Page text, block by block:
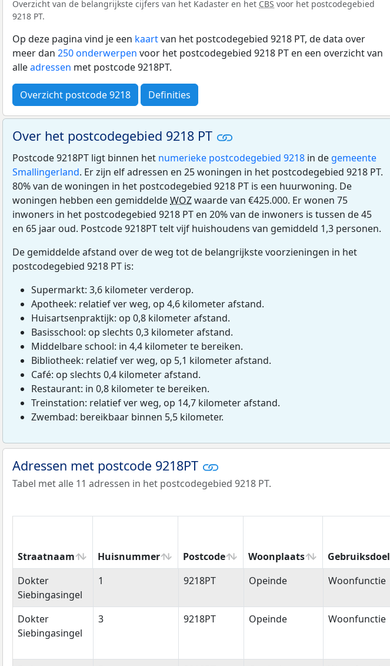
Overzicht van de belangrijkste cijfers van het Kadaster en het CBS voor het postcodegebied
9218 PT.
Op deze pagina vind je een kaartvan het postcodegebied 9218 PT, de data over
meer dan 250 onderwerpen voor het postcodegebied 9218 PT en een overzicht van
alleadressen met postcode 9218PT.
Overzicht postcode 9218 Definities
Over het postcodegebied 9218 PT
Postcode 9218PT ligt binnen het numerieke postcodegebied 9218 in de gemeente
Smallingerland. Er zijn elf adressen en 25 woningen in het postcodegebied 9218 PT.
80% van de woningen in het postcodegebied 9218 PT is een huurwoning. De
woningen hebben een gemiddeldeWOZwaarde van €425.000. Er wonen 75
inwoners in het postcodegebied 9218 PT en 20% van de inwoners is tussen de 45
en 65 jaar oud. Postcode 9218PT telt vijf huishoudens van gemiddeld 1,3 personen.
De gemiddelde afstand over de weg tot de belangrijkste voorzieningen in het
postcodegebied 9218 PT is:
Supermarkt: 3,6 kilometer verderop.
Apotheek: relatief ver weg, op 4,6 kilometer afstand.
Huisartsenpraktijk: op 0,8 kilometer afstand.
Basisschool: op slechts 0,3 kilometer afstand.
Middelbare school: in 4,4 kilometer te bereiken.
Bibliotheek: relatief ver weg, op 5,1 kilometer afstand.
Café: op slechts 0,4 kilometer afstand.
Restaurant: in 0,8 kilometer te bereiken.
Treinstation: relatief ver weg, op 14,7 kilometer afstand.
Zwembad: bereikbaar binnen 5,5 kilometer.
Adressen met postcode 9218PT
Tabel met alle 11 adressen in het postcodegebied 9218 PT.
Straatnaam Huisnummer Postcode Woonplaats Gebruiksdoel
Straatnaam
Huisnummer Postcode Woonplaats Gebruiksdoel
Dokter
Siebingasingel
1 9218PT Opeinde Woonfunctie
Dokter
Siebingasingel
3 9218PT Opeinde Woonfunctie